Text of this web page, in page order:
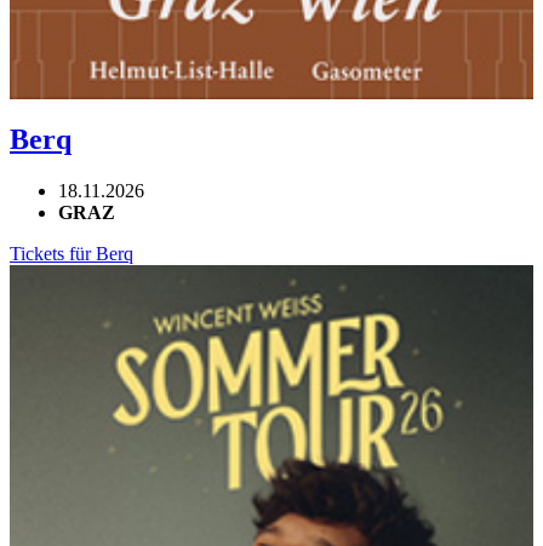
Berq
18.11.2026
GRAZ
Tickets für Berq